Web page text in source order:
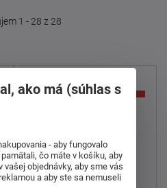
1 - 28 z 28
ako má (súhlas s
- aby fungovalo
čo máte v košíku, aby
objednávky, aby sme vás
a aby ste sa nemuseli